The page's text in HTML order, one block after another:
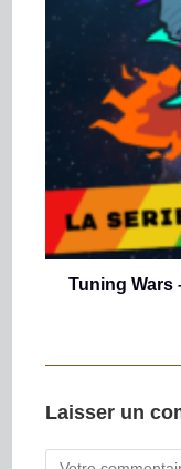
Tuning Wars
Laisser un